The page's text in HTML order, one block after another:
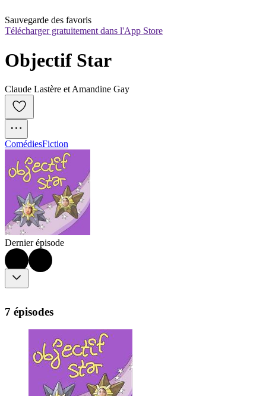
Sauvegarde des favoris
Télécharger gratuitement dans l'App Store
Objectif Star
Claude Lastère et Amandine Gay
ComédiesFiction
Dernier épisode
7 épisodes